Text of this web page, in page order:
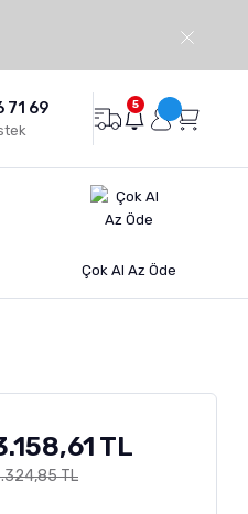
71 69 5
Çok Al Az Öde
TL
TL